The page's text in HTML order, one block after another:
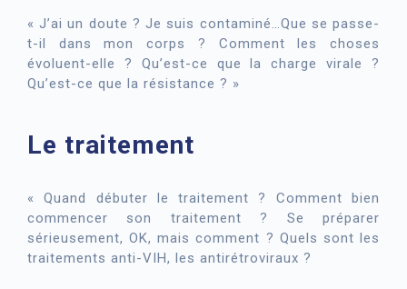
« J’ai un doute ? Je suis contaminé…Que se passe-
t-il dans mon corps ? Comment les choses
évoluent-elle ? Qu’est-ce que la charge virale ?
Qu’est-ce que la résistance ? »
Le traitement
« Quand débuter le traitement ? Comment bien
commencer son traitement ? Se préparer
sérieusement, OK, mais comment ? Quels sont les
traitements anti-VIH, les antirétroviraux ?